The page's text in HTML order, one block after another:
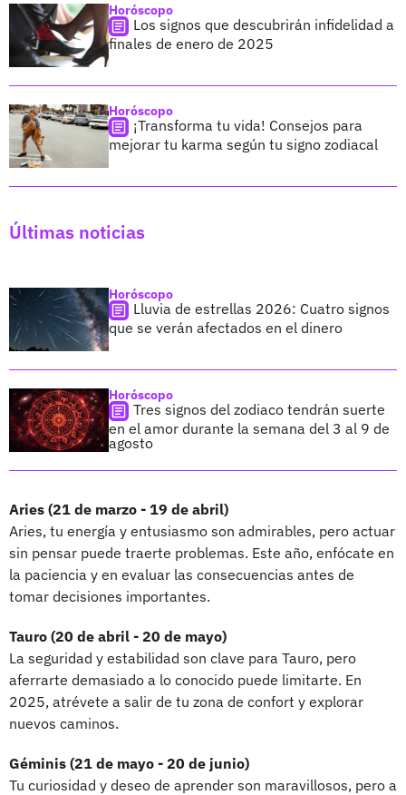
Horóscopo
Los signos que descubrirán infidelidad a
finales de enero de 2025
Horóscopo
¡Transforma tu vida! Consejos para
mejorar tu karma según tu signo zodiacal
Últimas noticias
Horóscopo
Lluvia de estrellas 2026: Cuatro signos
que se verán afectados en el dinero
Horóscopo
Tres signos del zodiaco tendrán suerte
en el amor durante la semana del 3 al 9 de
agosto
Aries (21 de marzo - 19 de abril)
Aries, tu energía y entusiasmo son admirables, pero actuar
sin pensar puede traerte problemas. Este año, enfócate en
la paciencia y en evaluar las consecuencias antes de
tomar decisiones importantes.
Tauro (20 de abril - 20 de mayo)
La seguridad y estabilidad son clave para Tauro, pero
aferrarte demasiado a lo conocido puede limitarte. En
2025, atrévete a salir de tu zona de confort y explorar
nuevos caminos.
Géminis (21 de mayo - 20 de junio)
Tu curiosidad y deseo de aprender son maravillosos, pero a